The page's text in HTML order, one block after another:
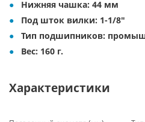
Нижняя чашка: 44 мм
Под шток вилки: 1-1/8"
Тип подшипников:
Вес: 160 г.
Характеристики